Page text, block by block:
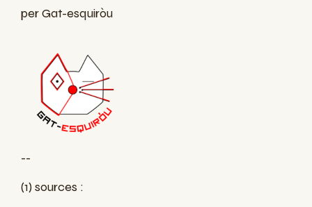
per Gat-esquiròu
--
(1) sources :